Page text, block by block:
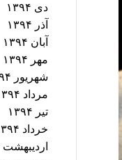
دی ۱۳۹۴
آذر ۱۳۹۴
آبان ۱۳۹۴
مهر ۱۳۹۴
شهریور ۱۳۹۴
مرداد ۱۳۹۴
تیر ۱۳۹۴
خرداد ۱۳۹۴
اردیبهشت ۱۳۹۴